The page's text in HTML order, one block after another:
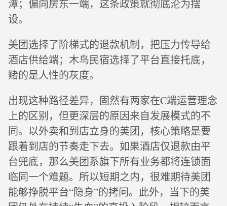
潭；偏向房东一端，这条政策就彻底沦为摆
设。
美团选择了阶梯式的退款机制，把压力传导给
酒店供给端；木鸟民宿选择了平台直接托底，
赌的是人性的灰度。
出现这种路径差异，固然有两家在C端运营理念
上的区别，但更深层的原因来自发展模式的不
同。以外卖和到店立身的美团，核心策略是要
跟着到店的节奏走下去。如果酒店仅退款由平
台兜底，那么美团系旗下所有业务都将连锁面
临同一个难题。所以短期之内，很难期待美团
能够挣脱平台“隐身”的拷问。此外，当下的美